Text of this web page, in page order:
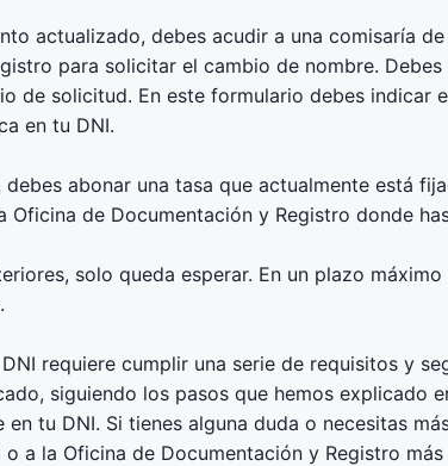
actualizado, debes acudir a una comisaría
para solicitar el cambio de nombre.
de solicitud. En este formulario debes indicar
en tu DNI.
abonar una tasa que actualmente está
Oficina de Documentación y Registro donde
solo queda esperar. En un plazo
requiere cumplir una serie de requisitos y
siguiendo los pasos que hemos explicado
tu DNI. Si tienes alguna duda o necesitas
a la Oficina de Documentación y Registro más